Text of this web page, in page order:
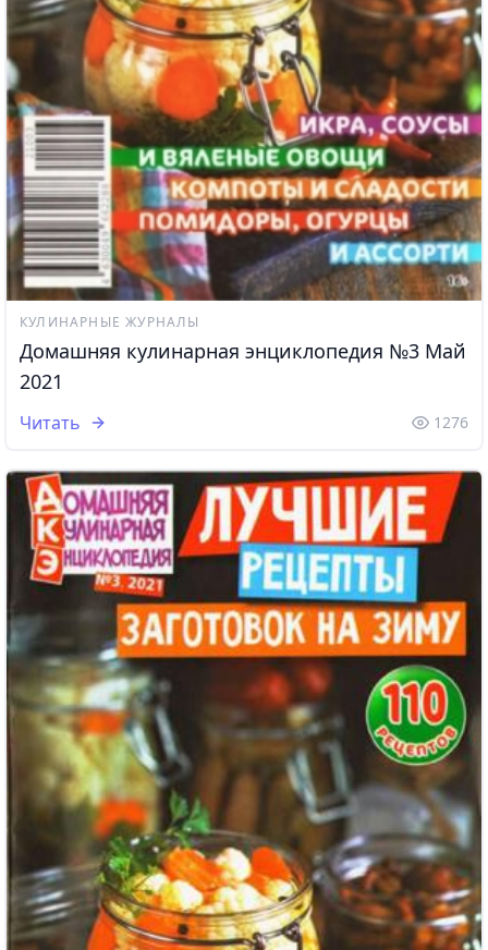
КУЛИНАРНЫЕ ЖУРНАЛЫ
Домашняя кулинарная энциклопедия №3 Май
2021
Читать 1276